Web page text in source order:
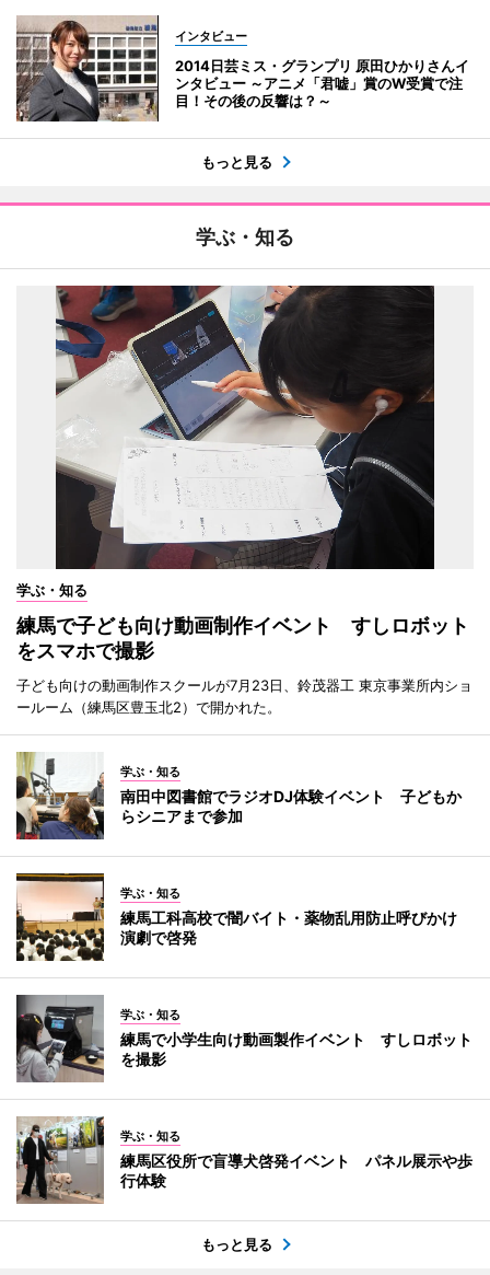
インタビュー
2014日芸ミス・グランプリ 原田ひかりさんイ
ンタビュー ～アニメ「君嘘」賞のW受賞で注
目！その後の反響は？～
もっと見る
学ぶ・知る
学ぶ・知る
練馬で子ども向け動画制作イベント すしロボット
をスマホで撮影
子ども向けの動画制作スクールが7月23日、鈴茂器工 東京事業所内ショ
ールーム（練馬区豊玉北2）で開かれた。
学ぶ・知る
南田中図書館でラジオDJ体験イベント 子どもか
らシニアまで参加
学ぶ・知る
練馬工科高校で闇バイト・薬物乱用防止呼びかけ
演劇で啓発
学ぶ・知る
練馬で小学生向け動画製作イベント すしロボット
を撮影
学ぶ・知る
練馬区役所で盲導犬啓発イベント パネル展示や歩
行体験
もっと見る